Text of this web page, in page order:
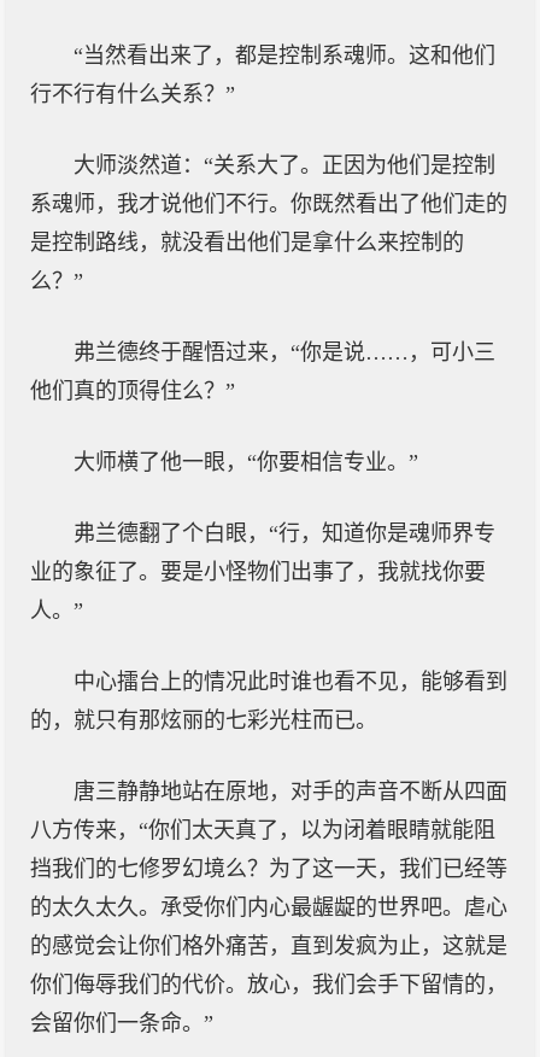
“当然看出来了，都是控制系魂师。这和他们
行不行有什么关系？”
大师淡然道：“关系大了。正因为他们是控制
系魂师，我才说他们不行。你既然看出了他们走的
是控制路线，就没看出他们是拿什么来控制的
么？”
弗兰德终于醒悟过来，“你是说……，可小三
他们真的顶得住么？”
大师横了他一眼，“你要相信专业。”
弗兰德翻了个白眼，“行，知道你是魂师界专
业的象征了。要是小怪物们出事了，我就找你要
人。”
中心擂台上的情况此时谁也看不见，能够看到
的，就只有那炫丽的七彩光柱而已。
唐三静静地站在原地，对手的声音不断从四面
八方传来，“你们太天真了，以为闭着眼睛就能阻
挡我们的七修罗幻境么？为了这一天，我们已经等
的太久太久。承受你们内心最龌龊的世界吧。虐心
的感觉会让你们格外痛苦，直到发疯为止，这就是
你们侮辱我们的代价。放心，我们会手下留情的，
会留你们一条命。”